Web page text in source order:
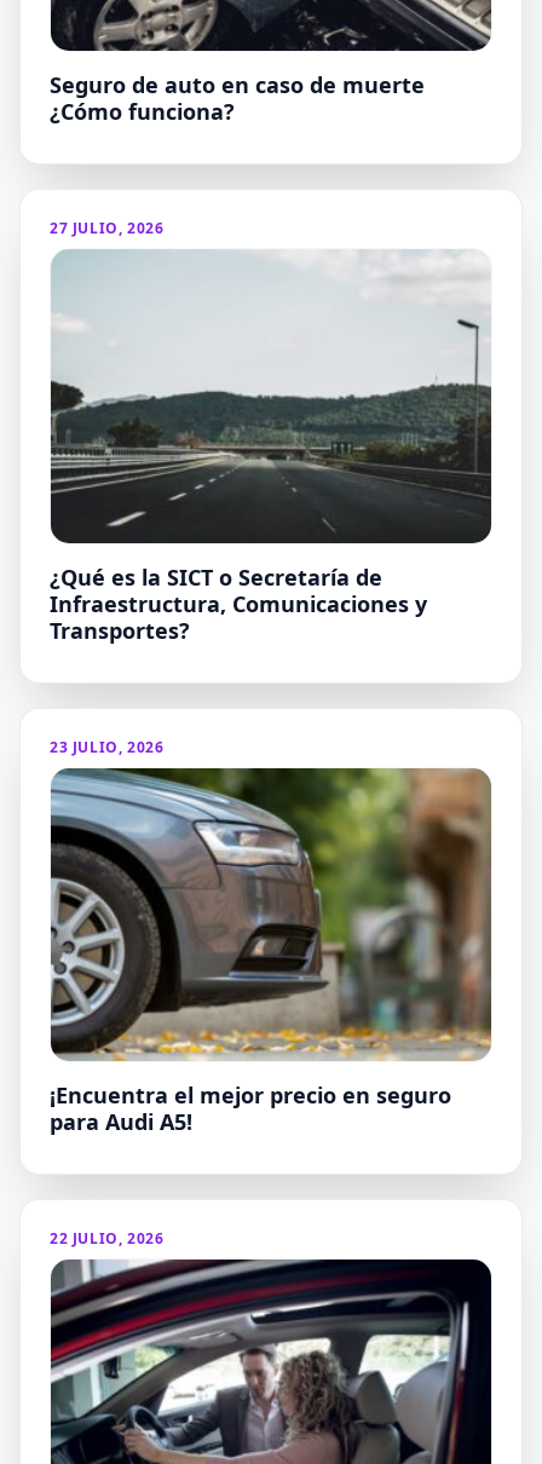
Seguro de auto en caso de muerte
¿Cómo funciona?
27 JULIO, 2026
¿Qué es la SICT o Secretaría de
Infraestructura, Comunicaciones y
Transportes?
23 JULIO, 2026
¡Encuentra el mejor precio en seguro
para Audi A5!
22 JULIO, 2026